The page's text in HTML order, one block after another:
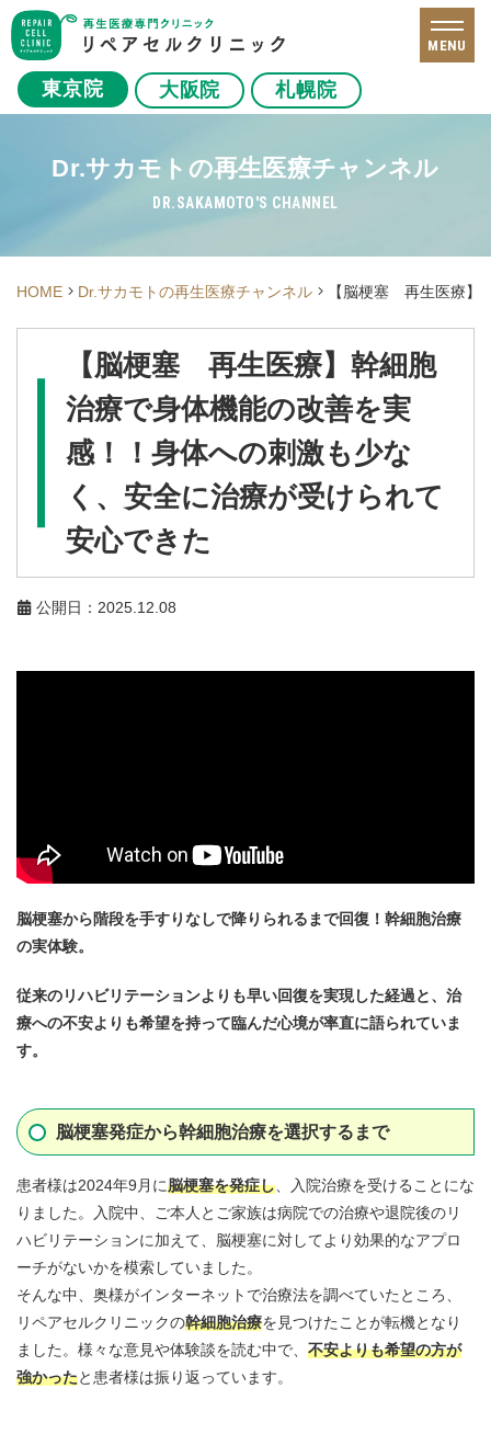
東京院 大阪院 札幌院
MENU
Dr.サカモトの再生医療チャンネル
DR.SAKAMOTO'S CHANNEL
HOME Dr.サカモトの再生医療チャンネル 【脳梗塞 再生医療】
【脳梗塞 再生医療】幹細胞
治療で身体機能の改善を実
感！！身体への刺激も少な
く、安全に治療が受けられて
安心できた
公開日：2025.12.08
脳梗塞から階段を手すりなしで降りられるまで回復！幹細胞治療
の実体験。
従来のリハビリテーションよりも早い回復を実現した経過と、治
療への不安よりも希望を持って臨んだ心境が率直に語られていま
す。
脳梗塞発症から幹細胞治療を選択するまで
患者様は2024年9月に脳梗塞を発症し 、入院治療を受けることにな
りました。入院中、ご本人とご家族は病院での治療や退院後のリ
ハビリテーションに加えて、脳梗塞に対してより効果的なアプロ
ーチがないかを模索していました。
そんな中、奥様がインターネットで治療法を調べていたところ、
リペアセルクリニックの幹細胞治療を見つけたことが転機となり
ました。様々な意見や体験談を読む中で、 不安よりも希望の方が
強かったと患者様は振り返っています。